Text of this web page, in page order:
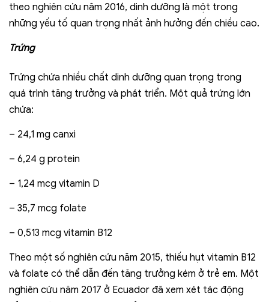
theo nghiên cứu năm 2016, dinh dưỡng là một trong
những yếu tố quan trọng nhất ảnh hưởng đến chiều cao.
Trứng
Trứng chứa nhiều chất dinh dưỡng quan trọng trong
quá trình tăng trưởng và phát triển. Một quả trứng lớn
chứa:
– 24,1 mg canxi
– 6,24 g protein
– 1,24 mcg vitamin D
– 35,7 mcg folate
– 0,513 mcg vitamin B12
Theo một số nghiên cứu năm 2015, thiếu hụt vitamin B12
và folate có thể dẫn đến tăng trưởng kém ở trẻ em. Một
nghiên cứu năm 2017 ở Ecuador đã xem xét tác động